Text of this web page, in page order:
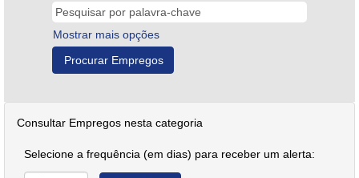
Mostrar mais opções
Consultar Empregos nesta categoria
Selecione a frequência (em dias) para receber um alerta: